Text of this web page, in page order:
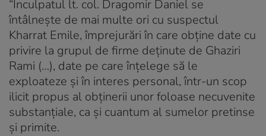
“Inculpatul lt. col. Dragomir Daniel se
întâlneşte de mai multe ori cu suspectul
Kharrat Emile, împrejurări în care obţine date cu
privire la grupul de firme deţinute de Ghaziri
Rami (…), date pe care înţelege să le
exploateze şi în interes personal, într-un scop
ilicit propus al obţinerii unor foloase necuvenite
substanţiale, ca şi cuantum al sumelor pretinse
şi primite.